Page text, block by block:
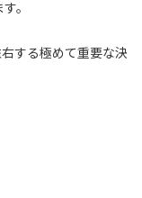
。
する極めて重要な決